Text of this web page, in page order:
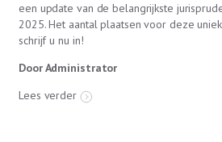
een update van de belangrijkste
2025. Het aantal plaatsen voor deze
schrijf u nu in!
Door Administrator
Lees verder